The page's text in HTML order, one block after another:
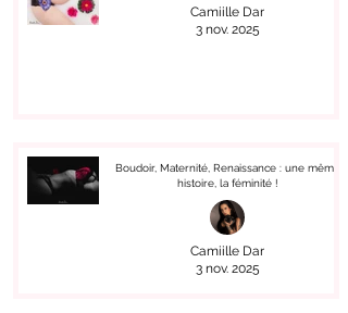
Camiille Dar
3 nov. 2025
Boudoir, Maternité, Renaissance : une même
histoire, la féminité !
Camiille Dar
3 nov. 2025